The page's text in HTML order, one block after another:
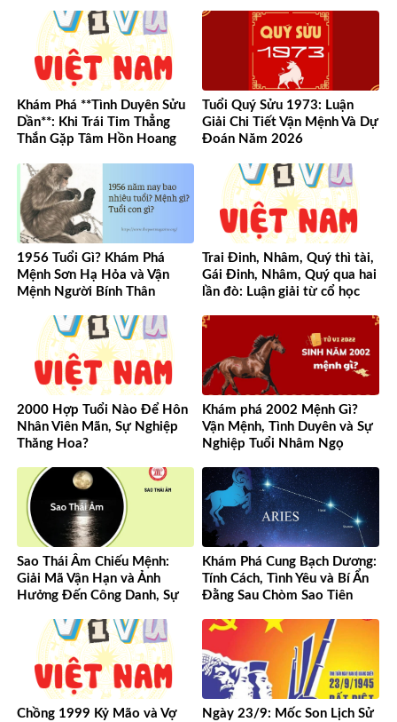
Khám Phá **Tình Duyên Sửu
Dần**: Khi Trái Tim Thẳng
Thắn Gặp Tâm Hồn Hoang
Tuổi Quý Sửu 1973: Luận
Giải Chi Tiết Vận Mệnh Và Dự
Đoán Năm 2026
1956 Tuổi Gì? Khám Phá
Mệnh Sơn Hạ Hỏa và Vận
Mệnh Người Bính Thân
Trai Đinh, Nhâm, Quý thì tài,
Gái Đinh, Nhâm, Quý qua hai
lần đò: Luận giải từ cổ học
2000 Hợp Tuổi Nào Để Hôn
Nhân Viên Mãn, Sự Nghiệp
Thăng Hoa?
Khám phá 2002 Mệnh Gì?
Vận Mệnh, Tình Duyên và Sự
Nghiệp Tuổi Nhâm Ngọ
Sao Thái Âm Chiếu Mệnh:
Giải Mã Vận Hạn và Ảnh
Hưởng Đến Công Danh, Sự
Khám Phá Cung Bạch Dương:
Tính Cách, Tình Yêu và Bí Ẩn
Đằng Sau Chòm Sao Tiên
Chồng 1999 Kỷ Mão và Vợ
Ngày 23/9: Mốc Son Lịch Sử